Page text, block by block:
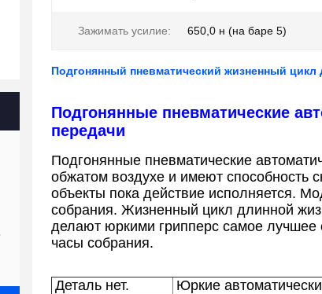
Зажимать усилие: 650,0 н (на баре 5)
Подгонянный пневматический жизненный
Подгонянные пневматические
передачи
Подгонянные пневматические
обжатом воздухе и имеют способность
объекты пока действие исполняется.
собрания. Жизненный цикл длинной
делают юркими грипперс самое лучшее
часы собрания.
Деталь нет. Юркие